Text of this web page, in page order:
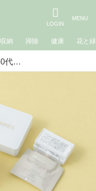
収納 掃除 健康 花と緑
夏の汗でも崩れにくい50代からの「クッションファンデ」おすすめ3選。毛穴やシミを“薄づきできれいに”カバー！素肌感のある仕上がりに／メイクアップアーティスト・AKIIさん